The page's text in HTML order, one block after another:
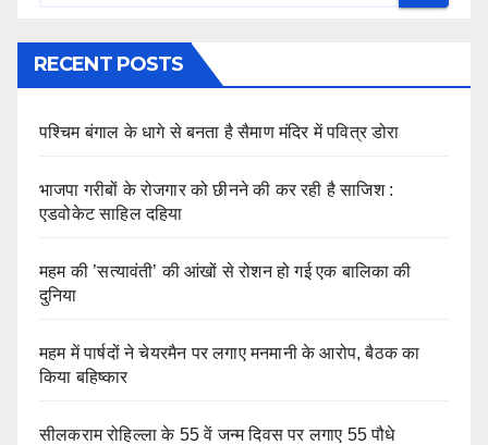
RECENT POSTS
पश्चिम बंगाल के धागे से बनता है सैमाण मंदिर में पवित्र डोरा
भाजपा गरीबों के रोजगार को छीनने की कर रही है साजिश :
एडवोकेट साहिल दहिया
महम की ’सत्यावंती’ की आंखों से रोशन हो गई एक बालिका की
दुनिया
महम में पार्षदों ने चेयरमैन पर लगाए मनमानी के आरोप, बैठक का
किया बहिष्कार
सीलकराम रोहिल्ला के 55 वें जन्म दिवस पर लगाए 55 पौधे